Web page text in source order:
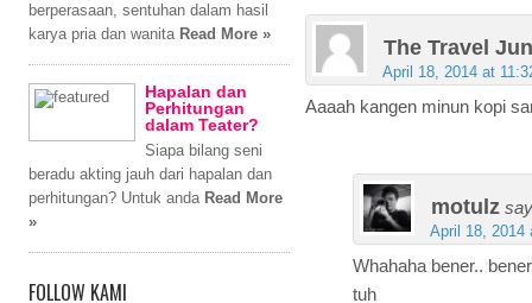
The Travel
April 18, 2014 at
Aaaah kangen minun kopi
motulz
April 18, 2014
Whahaha bener..
tuh
berperasaan, sentuhan dalam hasil
karya pria dan wanita Read More »
Hapalan dan
Perhitungan
dalam Teater?
Siapa bilang seni
beradu akting jauh dari hapalan dan
perhitungan? Untuk anda Read More
»
FOLLOW KAMI